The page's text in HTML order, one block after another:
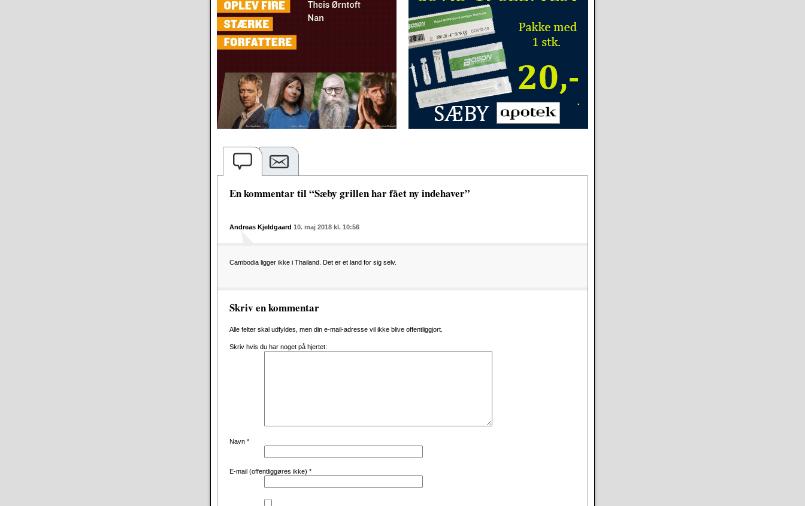
En kommentar til “Sæby grillen har fået ny indehaver”
Andreas Kjeldgaard 10. maj 2018 kl. 10:56
Cambodia ligger ikke i Thailand. Det er et land for sig selv.
Skriv en kommentar
Alle felter skal udfyldes, men din e-mail-adresse vil ikke blive offentliggjort.
Skriv hvis du har noget på hjertet:
Navn *
E-mail (offentliggøres ikke) *